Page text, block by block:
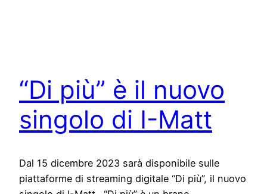
“Di più” è il nuovo
singolo di I-Matt
Dal 15 dicembre 2023 sarà disponibile sulle
piattaforme di streaming digitale “Di più”, il nuovo